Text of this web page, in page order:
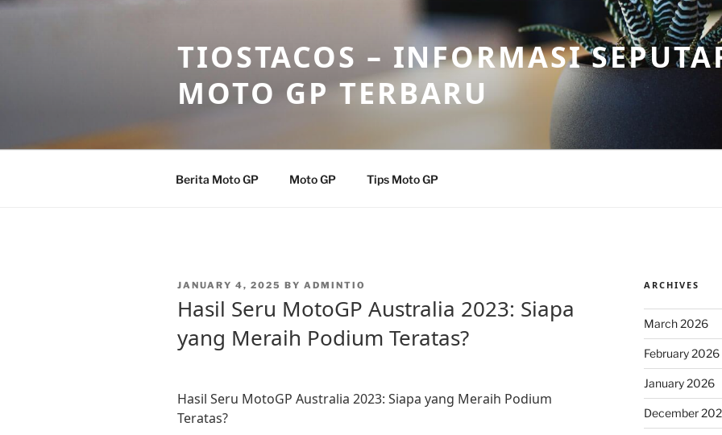
Skip
TIOSTACOS – INFORMASI
MOTO GP TERBARU
Berita Moto GP Moto GP Tips Moto GP
POSTED
JANUARY 4, 2025 BY ADMINTIO
Hasil Seru MotoGP Australia 2023: Siapa
yang Meraih Podium Teratas?
Hasil Seru MotoGP Australia 2023: Siapa yang Meraih Podium
Teratas?
ARCHIVES
March 2026
February 2026
January 2026
December